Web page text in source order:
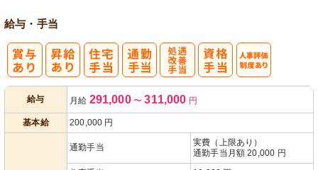
給与・手当
給与 月給 291,000 〜 311,000 円
基本給 200,000 円
通勤手当
実費（上限あり）
通勤手当月額 20,000 円